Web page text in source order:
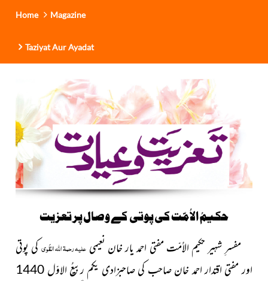
Home Magazine
Taziyat Aur Ayadat
حکیمُ الاُمّت کی پوتی کے وصال پر تعزیت
مفسرِ شہیر حکیم الاُمّت مفتی احمد یار خان نعیمی علیہ رحمۃ اللہ القَوی کی پوتی
اور مفتی اقتدار احمد خان صاحب کی صاحبزادی یکم ربیعُ الاوّل 1440